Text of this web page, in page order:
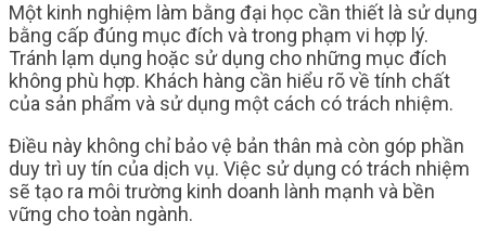
Một kinh nghiệm làm bằng đại học cần thiết là sử dụng
bằng cấp đúng mục đích và trong phạm vi hợp lý.
Tránh lạm dụng hoặc sử dụng cho những mục đích
không phù hợp. Khách hàng cần hiểu rõ về tính chất
của sản phẩm và sử dụng một cách có trách nhiệm.
Điều này không chỉ bảo vệ bản thân mà còn góp phần
duy trì uy tín của dịch vụ. Việc sử dụng có trách nhiệm
sẽ tạo ra môi trường kinh doanh lành mạnh và bền
vững cho toàn ngành.